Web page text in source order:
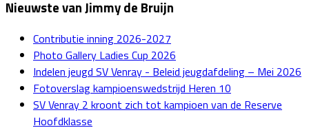
Nieuwste van Jimmy de Bruijn
Contributie inning 2026-2027
Photo Gallery Ladies Cup 2026
Indelen jeugd SV Venray - Beleid jeugdafdeling – Mei 2026
Fotoverslag kampioenswedstrijd Heren 10
SV Venray 2 kroont zich tot kampioen van de Reserve
Hoofdklasse